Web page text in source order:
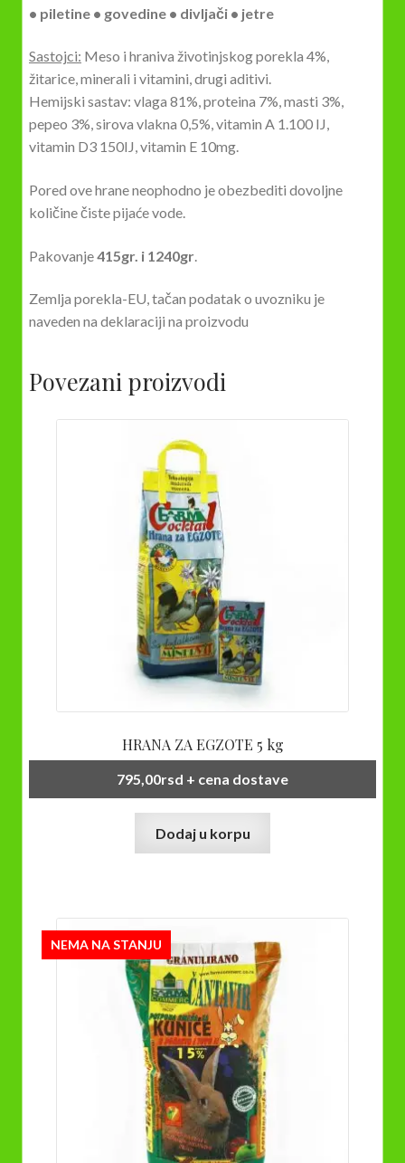
• piletine • govedine • divljači • jetre
Sastojci: Meso i hraniva životinjskog porekla 4%,
žitarice, minerali i vitamini, drugi aditivi.
Hemijski sastav: vlaga 81%, proteina 7%, masti 3%,
pepeo 3%, sirova vlakna 0,5%, vitamin A 1.100 IJ,
vitamin D3 150IJ, vitamin E 10mg.
Pored ove hrane neophodno je obezbediti dovoljne
količine čiste pijaće vode.
Pakovanje415gr. i 1240gr
Zemlja porekla-EU, tačan podatak o uvozniku je
naveden na deklaraciji na proizvodu
Povezani proizvodi
HRANA ZA EGZOTE 5 kg
795,00rsd + cena dostave
Dodaj u korpu
NEMA NA STANJU